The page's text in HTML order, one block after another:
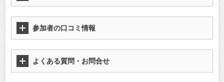
参加者の口コミ情報
よくある質問・お問合せ